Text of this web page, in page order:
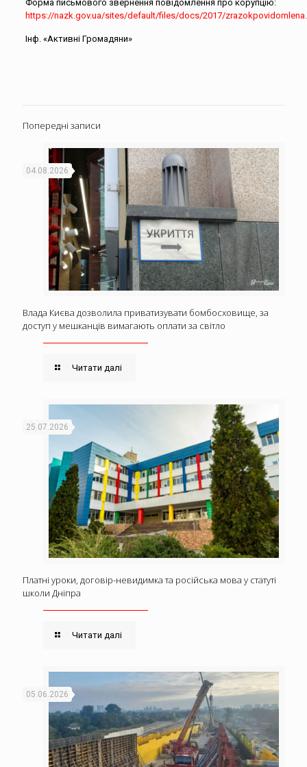
Форма письмового звернення повідомлення про корупцію:
https://nazk.gov.ua/sites/default/files/docs/2017/
Інф. «Активні Громадяни»
Попередні записи
04.08.2026
Влада Києва дозволила приватизувати бомбосховище, за
доступ у мешканців вимагають оплати за світло
Читати далі
25.07.2026
Платні уроки, договір-невидимка та російська мова у статуті
школи Дніпра
Читати далі
05.06.2026